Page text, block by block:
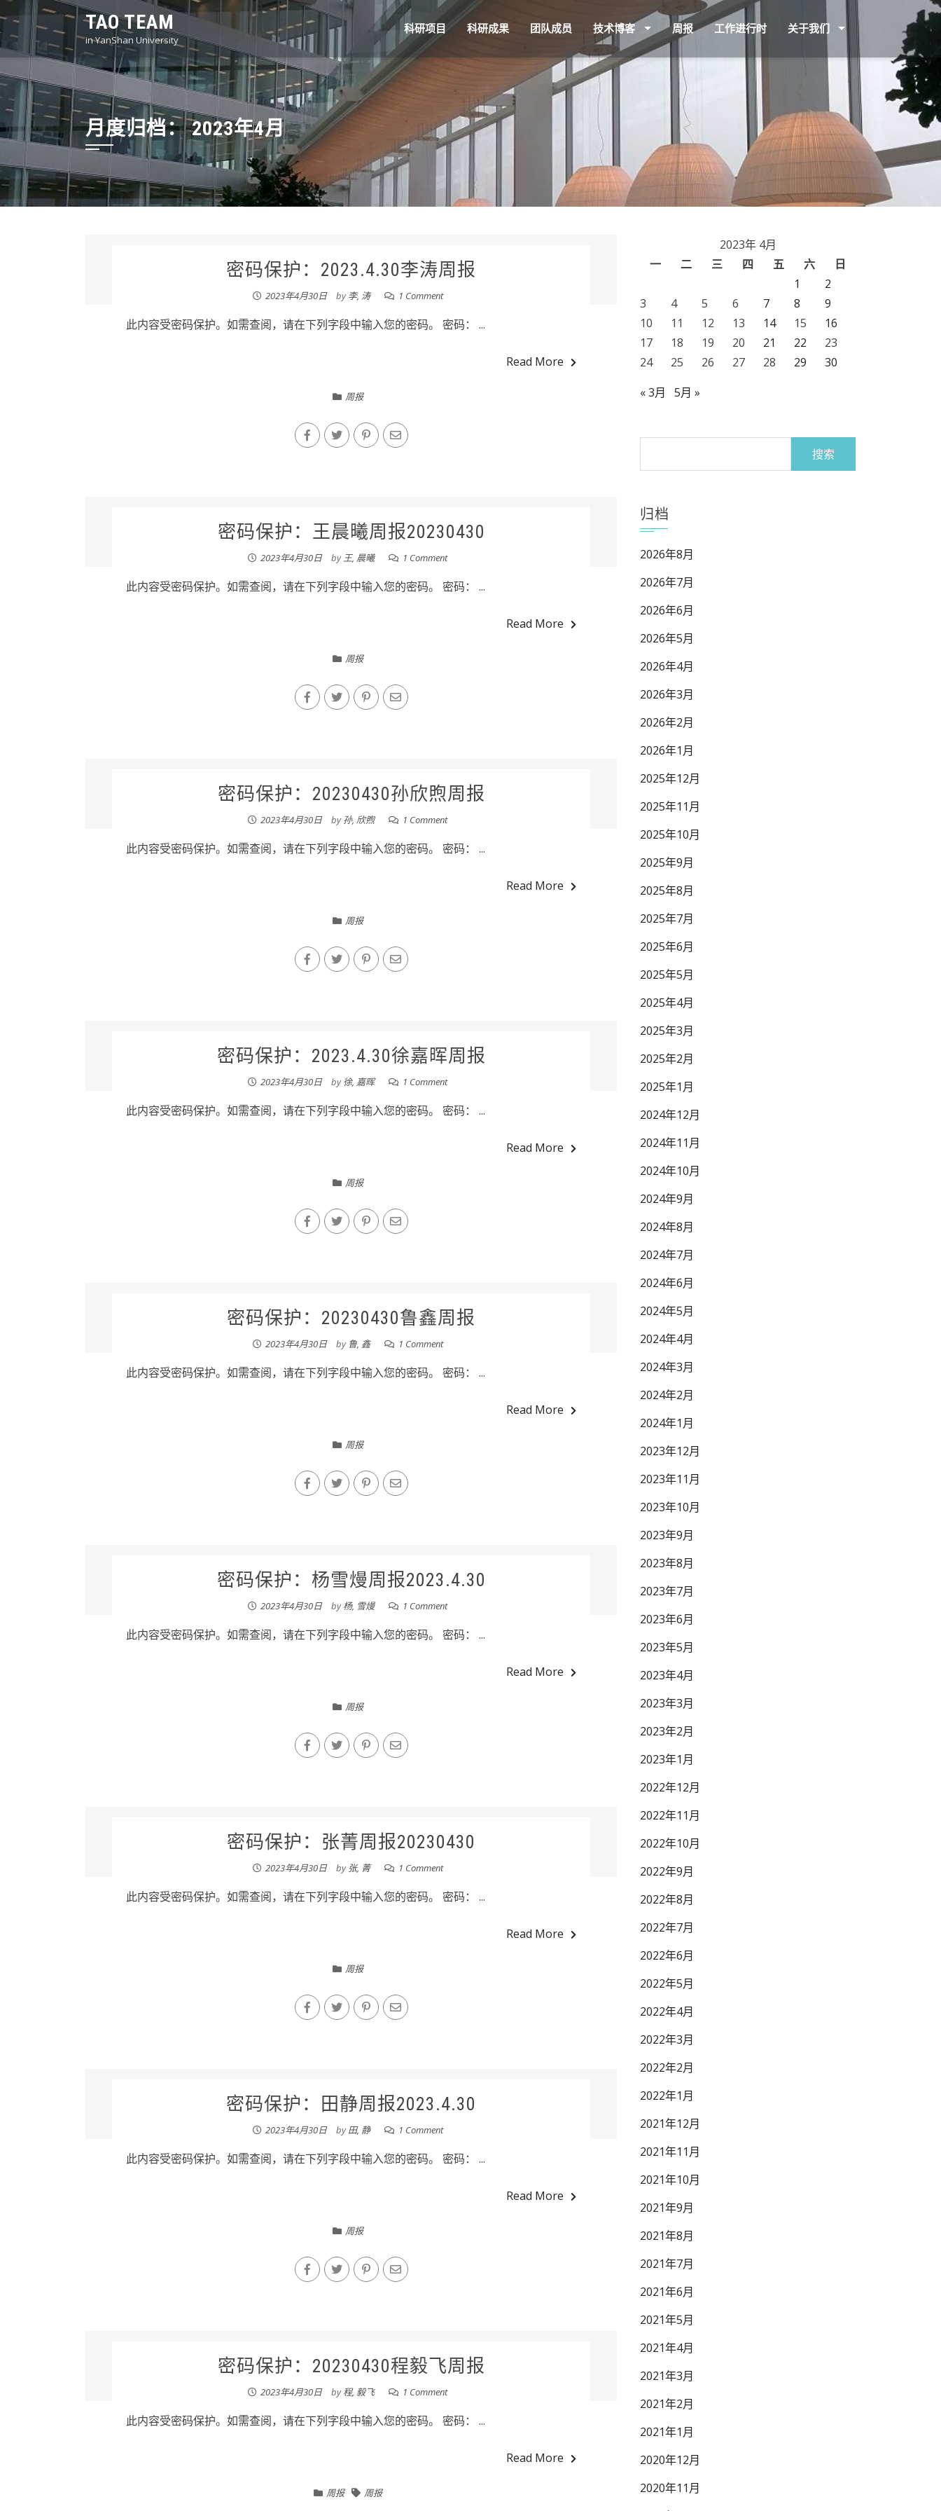
to
content
TAO TEAM
in YanShan University
科研项目 科研成果 团队成员 技术博客 周报 工作进行时 关于我们
月度归档：2023年4月
密码保护：2023.4.30李涛周报
2023年4月30日 by李, 涛 1 Comment
此内容受密码保护。如需查阅，请在下列字段中输入您的密码。 密码： ...
Read More
周报
密码保护：王晨曦周报20230430
2023年4月30日 by王, 晨曦 1 Comment
此内容受密码保护。如需查阅，请在下列字段中输入您的密码。 密码： ...
Read More
周报
密码保护：20230430孙欣煦周报
2023年4月30日 by孙, 欣煦 1 Comment
此内容受密码保护。如需查阅，请在下列字段中输入您的密码。 密码： ...
Read More
周报
密码保护：2023.4.30徐嘉晖周报
2023年4月30日 by徐, 嘉晖 1 Comment
此内容受密码保护。如需查阅，请在下列字段中输入您的密码。 密码： ...
Read More
周报
密码保护：20230430鲁鑫周报
2023年4月30日 by 鲁, 鑫 1 Comment
此内容受密码保护。如需查阅，请在下列字段中输入您的密码。 密码： ...
Read More
周报
密码保护：杨雪熳周报2023.4.30
2023年4月30日 by杨, 雪熳 1 Comment
此内容受密码保护。如需查阅，请在下列字段中输入您的密码。 密码： ...
Read More
周报
密码保护：张菁周报20230430
2023年4月30日 by 张, 菁 1 Comment
此内容受密码保护。如需查阅，请在下列字段中输入您的密码。 密码： ...
Read More
周报
密码保护：田静周报2023.4.30
2023年4月30日 by田, 静 1 Comment
此内容受密码保护。如需查阅，请在下列字段中输入您的密码。 密码： ...
Read More
周报
密码保护：20230430程毅飞周报
2023年4月30日 by程, 毅飞 1 Comment
此内容受密码保护。如需查阅，请在下列字段中输入您的密码。 密码： ...
Read More
周报 周报
2023年 4月
一
二 三 四 五 六
日
1
2
3
4 5 6 7 8
9
10
11 12 13 14 15
16
17
18 19 20 21 22
23
24
25 26 27 28 29
30
« 3月
5月 »
归档
2026年8月
2026年7月
2026年6月
2026年5月
2026年4月
2026年3月
2026年2月
2026年1月
2025年12月
2025年11月
2025年10月
2025年9月
2025年8月
2025年7月
2025年6月
2025年5月
2025年4月
2025年3月
2025年2月
2025年1月
2024年12月
2024年11月
2024年10月
2024年9月
2024年8月
2024年7月
2024年6月
2024年5月
2024年4月
2024年3月
2024年2月
2024年1月
2023年12月
2023年11月
2023年10月
2023年9月
2023年8月
2023年7月
2023年6月
2023年5月
2023年4月
2023年3月
2023年2月
2023年1月
2022年12月
2022年11月
2022年10月
2022年9月
2022年8月
2022年7月
2022年6月
2022年5月
2022年4月
2022年3月
2022年2月
2022年1月
2021年12月
2021年11月
2021年10月
2021年9月
2021年8月
2021年7月
2021年6月
2021年5月
2021年4月
2021年3月
2021年2月
2021年1月
2020年12月
2020年11月